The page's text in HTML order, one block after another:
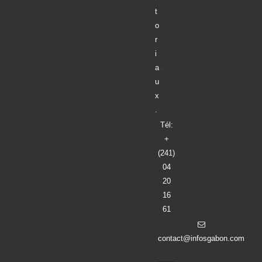
t
o
r
i
a
u
x
Tél:
+
(241)
04
20
16
61
contact@infosgabon.com